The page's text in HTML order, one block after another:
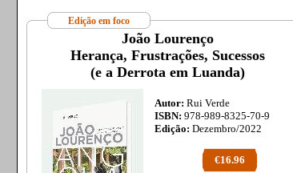
Edição em foco
João Lourenço
Herança, Frustrações, Sucessos
(e a Derrota em Luanda)
Autor: Rui Verde
ISBN: 978-989-8325-70-9
Edição: Dezembro/2022
€16.96